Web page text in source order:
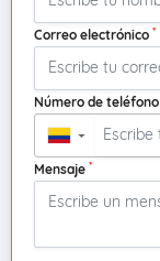
Correo electrónico *
Número de teléfono
▼
Mensaje *